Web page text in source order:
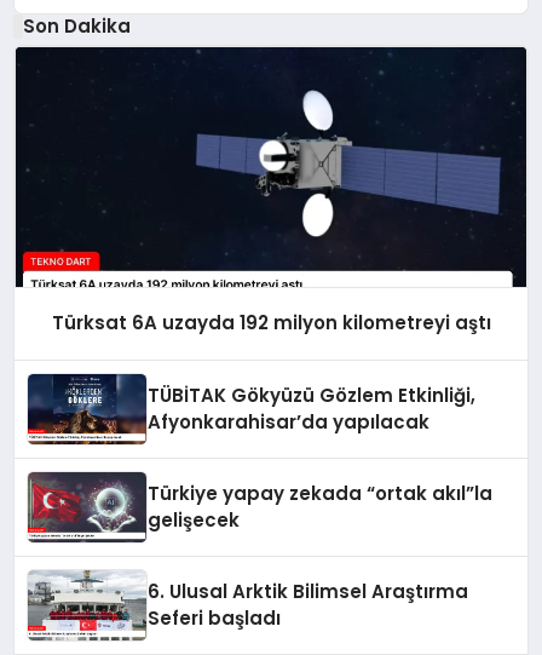
Son Dakika
Türksat 6A uzayda 192 milyon kilometreyi aştı
TÜBİTAK Gökyüzü Gözlem Etkinliği,
Afyonkarahisar’da yapılacak
Türkiye yapay zekada “ortak akıl”la
gelişecek
6. Ulusal Arktik Bilimsel Araştırma
Seferi başladı